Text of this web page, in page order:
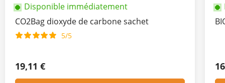
Disponible immédiatement
CO2Bag dioxyde de carbone sachet
5/5
19,11 €